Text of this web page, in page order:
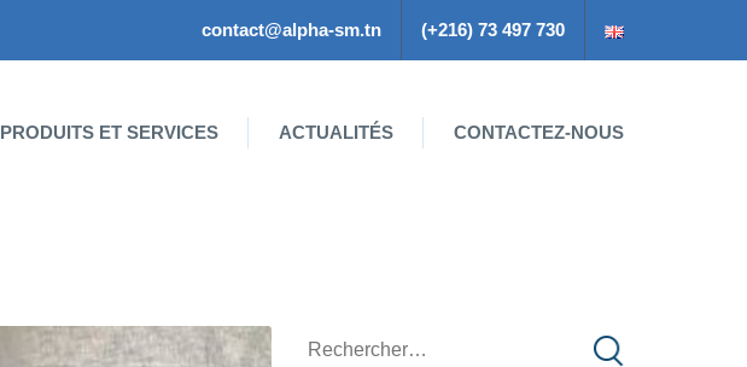
contact@alpha-sm.tn (+216) 73 497 730
PRODUITS ET SERVICES ACTUALITÉS CONTACTEZ-NOUS